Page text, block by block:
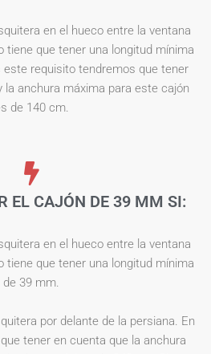
en el hueco entre la ventana
tiene que tener una longitud mínima
requisito tendremos que tener
la anchura máxima para este cajón
de 140 cm.
EL CAJÓN DE 39 MM SI:
en el hueco entre la ventana
tiene que tener una longitud mínima
de 39 mm.
por delante de la persiana. En
tener en cuenta que la anchura